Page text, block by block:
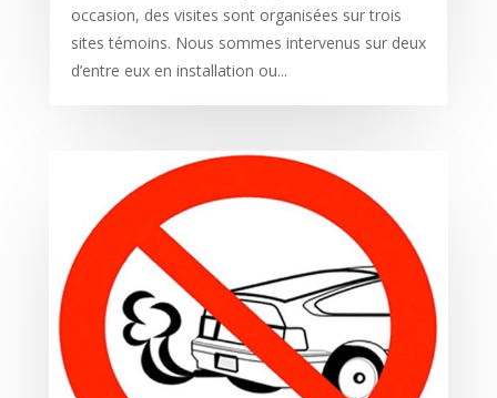
occasion, des visites sont organisées sur trois
sites témoins. Nous sommes intervenus sur deux
d’entre eux en installation ou...